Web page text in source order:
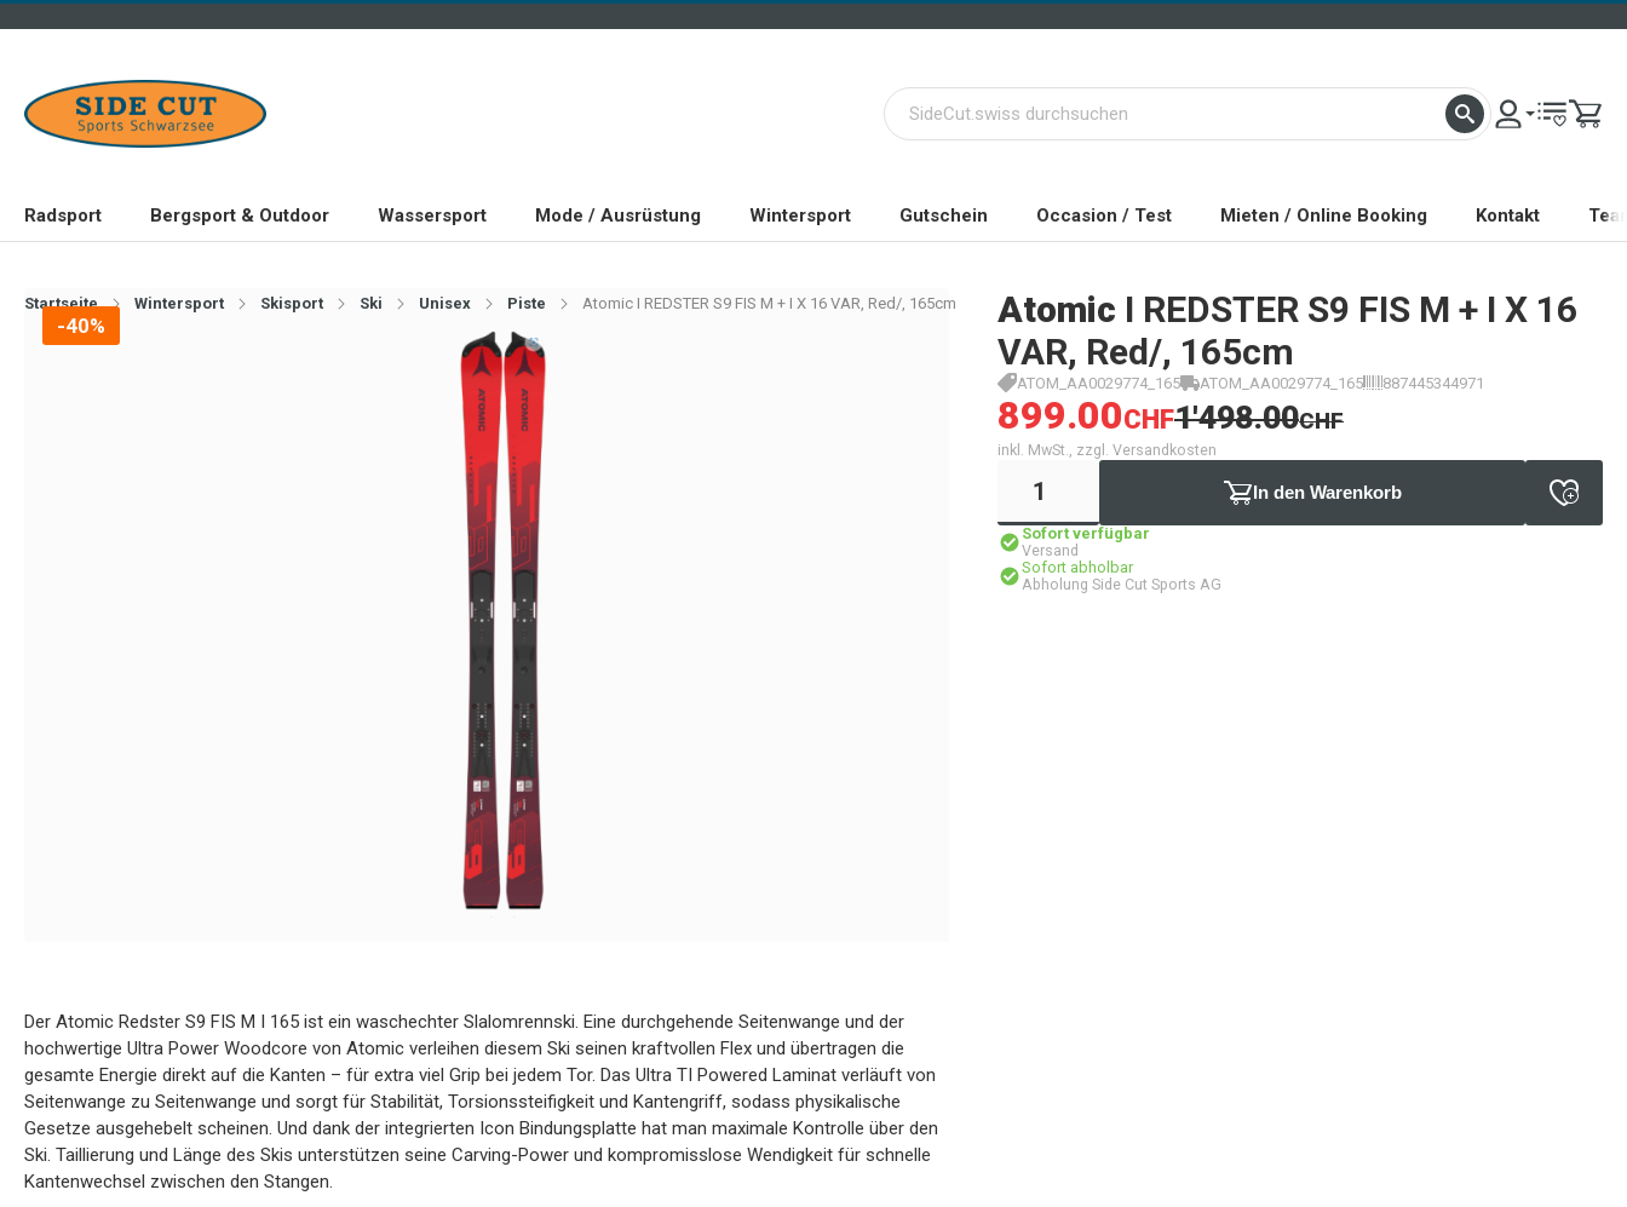
Radsport Bergsport & Outdoor Wassersport Mode / Ausrüstung Wintersport Gutschein Occasion / Test Mieten / Online Booking Kontakt
Startseite Wintersport Skisport Ski Unisex Piste Atomic I REDSTER S9 FIS M + I X 16 VAR, Red/, 165cm
-40% Atomic I REDSTER S9 FIS M + I X 16
VAR, Red/, 165cm
ATOM_AA0029774_165 ATOM_AA0029774_165 887445344971
899.00CHF1'498.00CHF
inkl. MwSt., zzgl. Versandkosten
In den Warenkorb
Sofort verfügbar
Versand
Sofort abholbar
Abholung Side Cut Sports AG
Der Atomic Redster S9 FIS M I 165 ist ein waschechter Slalomrennski. Eine durchgehende Seitenwange und der
hochwertige Ultra Power Woodcore von Atomic verleihen diesem Ski seinen kraftvollen Flex und übertragen die
gesamte Energie direkt auf die Kanten – für extra viel Grip bei jedem Tor. Das Ultra TI Powered Laminat verläuft von
Seitenwange zu Seitenwange und sorgt für Stabilität, Torsionssteifigkeit und Kantengriff, sodass physikalische
Gesetze ausgehebelt scheinen. Und dank der integrierten Icon Bindungsplatte hat man maximale Kontrolle über den
Ski. Taillierung und Länge des Skis unterstützen seine Carving-Power und kompromisslose Wendigkeit für schnelle
Kantenwechsel zwischen den Stangen.